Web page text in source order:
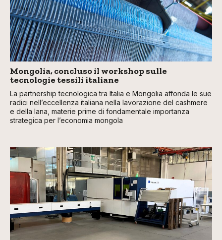
Mongolia, concluso il workshop sulle
tecnologie tessili italiane
La partnership tecnologica tra Italia e Mongolia affonda le sue
radici nell’eccellenza italiana nella lavorazione del cashmere
e della lana, materie prime di fondamentale importanza
strategica per l’economia mongola